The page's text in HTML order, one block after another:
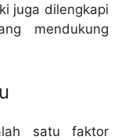
juga dilengkapi
mendukung
satu faktor